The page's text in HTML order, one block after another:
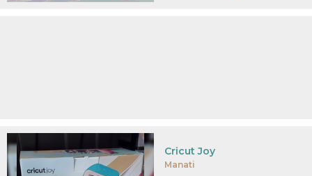
Manati
Cricut Joy